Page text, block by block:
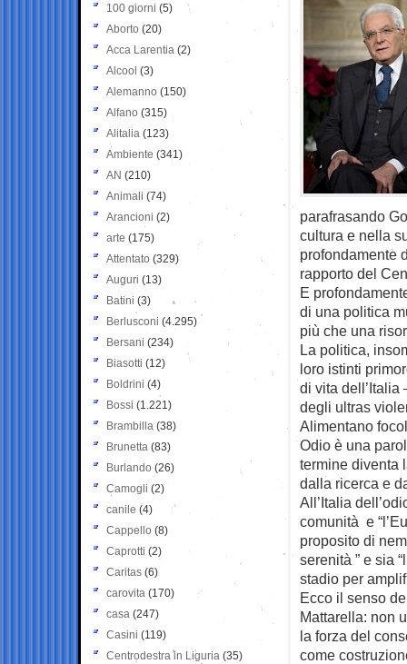
parafrasando
cultura e nella
profondamente
rapporto del
E
di una politica
più che una
La politica,
loro istinti
di vita
degli ultras
Alimentano
Odio è una
termine diventa
dalla ricerca e
All’Italia
comunità e
proposito di
serenità ” e sia
stadio per
Ecco il senso
Mattarella: non
la forza del
come
100 giorni (5)
Aborto (20)
Acca Larentia (2)
Alcool (3)
Alemanno (150)
Alfano (315)
Alitalia (123)
Ambiente (341)
AN (210)
Animali (74)
Arancioni (2)
arte (175)
Attentato (329)
Auguri (13)
Batini (3)
Berlusconi (4.295)
Bersani (234)
Biasotti (12)
Boldrini (4)
Bossi (1.221)
Brambilla (38)
Brunetta (83)
Burlando (26)
Camogli (2)
canile (4)
Cappello (8)
Caprotti (2)
Caritas (6)
carovita (170)
casa (247)
Casini (119)
Centrodestra in Liguria (35)